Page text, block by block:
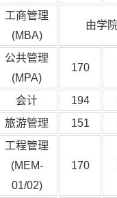
工商管理
(MBA)
由学
公共管理
(MPA)
170
会计 194
旅游管理
151
工程管理
(MEM-
01/02)
170